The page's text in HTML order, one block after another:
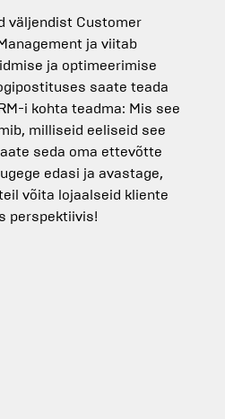
väljendist Customer
ja viitab
ja optimeerimise
saate teada
i kohta teadma: Mis see
milliseid eeliseid see
seda oma ettevõtte
edasi ja avastage,
võita lojaalseid kliente
perspektiivis!